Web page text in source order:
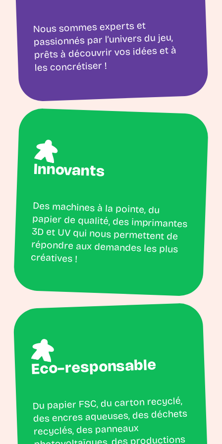
Nous sommes experts et
passionnés par l’univers du jeu,
prêts à découvrir vos idées et à
les concrétiser !
Innovants
Des machines à la pointe, du
papier de qualité, des imprimantes
3D et UV qui nous permettent de
répondre aux demandes les plus
créatives !
Eco-responsable
Du papier FSC, du carton recyclé,
des encres aqueuses, des déchets
recyclés, des panneaux